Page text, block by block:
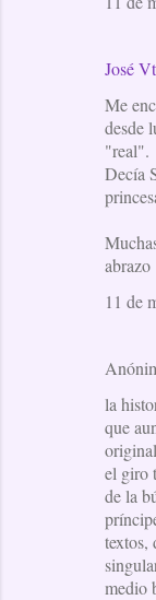
José
Me
desde
"real".
Decía
abrazo
11 de
la
que
el giro
de la
textos,
medio